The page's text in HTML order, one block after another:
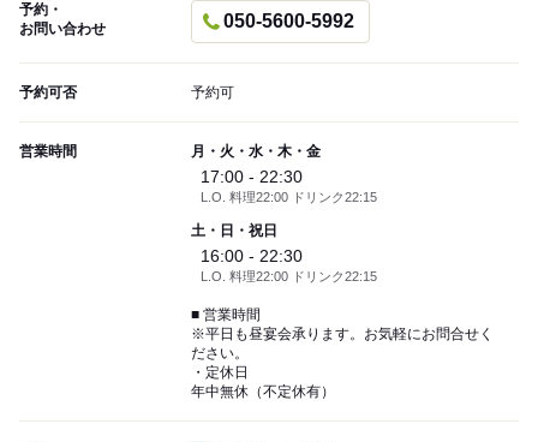
予約・
お問い合わせ
050-5600-5992
予約可否 予約可
営業時間 月・火・水・木・金
17:00 - 22:30
L.O. 料理22:00 ドリンク22:15
土・日・祝日
16:00 - 22:30
L.O. 料理22:00 ドリンク22:15
■ 営業時間
※平日も昼宴会承ります。お気軽にお問合せく
ださい。
・定休日
年中無休（不定休有）